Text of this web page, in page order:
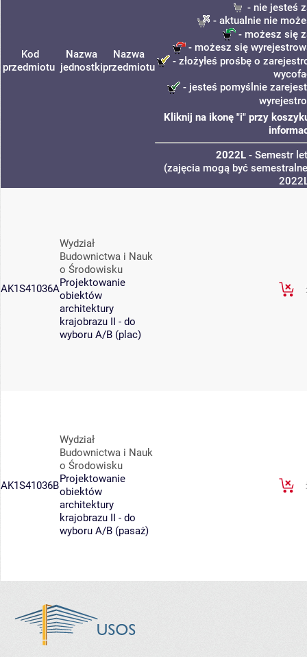
Kod
przedmiotu
Nazwa
jednostki
Nazwa
przedmiotu
- nie jesteś
- aktualnie nie
- możesz się
- możesz się
- złożyłeś prośbę o
- jesteś pomyślnie
Kliknij na ikonę "i" przy
2022L - Semestr
(zajęcia mogą być
AK1S41036A
Wydział
Budownictwa i Nauk
o Środowisku
Projektowanie
obiektów
architektury
krajobrazu II - do
wyboru A/B (plac)
AK1S41036B
Wydział
Budownictwa i Nauk
o Środowisku
Projektowanie
obiektów
architektury
krajobrazu II - do
wyboru A/B (pasaż)